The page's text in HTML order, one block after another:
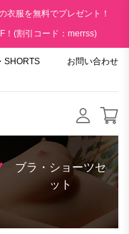
衣服を無料でプレゼント！
！(割引コード：merrss)
SHORTS
お問い合わせ
ブラ・ショーツセ
ット